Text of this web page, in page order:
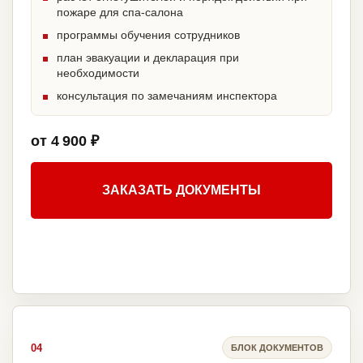
пожаре для спа-салона
программы обучения сотрудников
план эвакуации и декларация при
необходимости
консультация по замечаниям инспектора
от 4 900 ₽
ЗАКАЗАТЬ ДОКУМЕНТЫ
04 БЛОК ДОКУМЕНТОВ